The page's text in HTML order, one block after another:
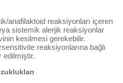
anafilaktoid reaksiyonları içeren
sistemik alerjik reaksiyonlar
kesilmesi gerekebilir.
reaksiyonlarına bağlı
edilmiştir.